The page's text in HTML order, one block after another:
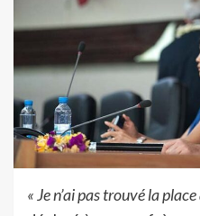
« Je n’ai pas trouvé la